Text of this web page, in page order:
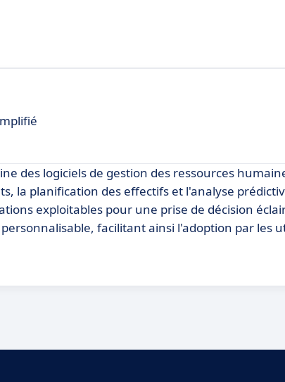
des logiciels de gestion des ressources
la planification des effectifs et l'analyse
exploitables pour une prise de décision
facilitant ainsi l'adoption par les